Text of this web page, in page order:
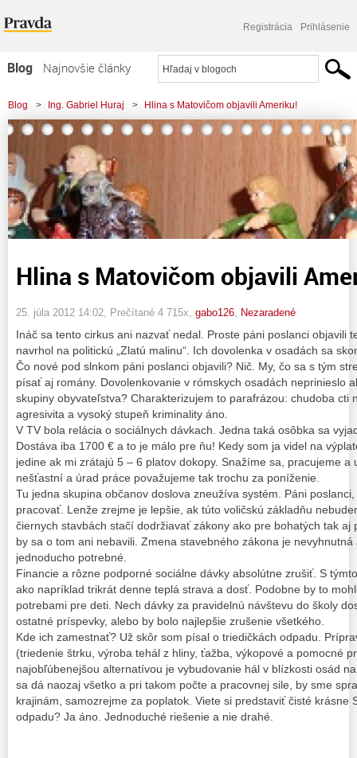
Registrácia Prihlásenie
Blog
Najnovšie články
Najčítanejšie články
Najkomentovanejšie články
Zoznam blogov
Komerčné blogy
Blog > Ing. Gabriel Huraj > Hlina s Matovičom objavili Ameriku!
Hlina s Matovičom objavili
25. júla 2012 14:02 , Prečítané 4 715x, gabo126 Nezaradené
Ináč sa tento cirkus ani nazvať nedal. Proste páni poslanci objavili
navrhol na politickú „Zlatú malinu“. Ich dovolenka v osadách sa
Čo nové pod slnkom páni poslanci objavili? Nič. My, čo sa s tým
písať aj romány. Dovolenkovanie v rómskych osadách neprinieslo
skupiny obyvateľstva? Charakterizujem to parafrázou: chudoba cti
agresivita a vysoký stupeň kriminality áno.
V TV bola relácia o sociálnych dávkach. Jedna taká osôbka sa
Dostáva iba 1700 € a to je málo pre ňu! Kedy som ja videl na
jedine ak mi zrátajú 5 – 6 platov dokopy. Snažíme sa, pracujeme a
nešťastní a úrad práce považujeme tak trochu za poníženie.
Tu jedna skupina občanov doslova zneužíva systém. Páni
pracovať. Lenže zrejme je lepšie, ak túto voličskú základňu
čiernych stavbách stačí dodržiavať zákony ako pre bohatých tak aj
by sa o tom ani nebavili. Zmena stavebného zákona je
jednoducho potrebné.
Financie a rôzne podporné sociálne dávky absolútne zrušiť. S
ako napríklad trikrát denne teplá strava a dosť. Podobne by to
potrebami pre deti. Nech dávky za pravidelnú návštevu do školy
ostatné príspevky, alebo by bolo najlepšie zrušenie všetkého.
Kde ich zamestnať? Už skôr som písal o triedičkách odpadu.
(triedenie štrku, výroba tehál z hliny, ťažba, výkopové a pomocné
najobľúbenejšou alternatívou je vybudovanie hál v blízkosti osád
sa dá naozaj všetko a pri takom počte a pracovnej sile, by sme
krajinám, samozrejme za poplatok. Viete si predstaviť čisté krásne
odpadu? Ja áno. Jednoduché riešenie a nie drahé.